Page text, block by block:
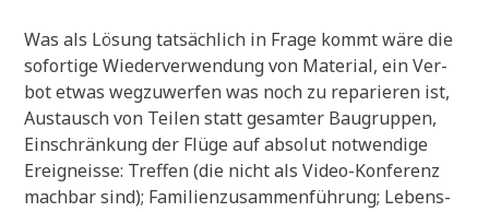
Was als Lösung tat­säch­lich in Fra­ge kommt wäre die
sofor­ti­ge Wie­der­ver­wen­dung von Mate­ri­al, ein Ver­
bot etwas weg­zu­wer­fen was noch zu repa­rie­ren ist,
Aus­tausch von Tei­len statt gesam­ter Bau­grup­pen,
Ein­schrän­kung der Flü­ge auf abso­lut not­wen­di­ge
Ereig­n­ei­sse: Tref­fen (die nicht als Video-Kon­fe­renz
mach­bar sind); Fami­li­en­zu­sam­men­füh­rung; Lebens­